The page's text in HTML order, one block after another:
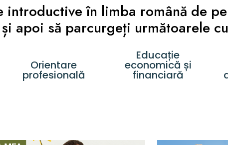
introductive în limba română de
apoi să parcurgeți următoarele
Orientare
profesională
Educație
economică și
financiară